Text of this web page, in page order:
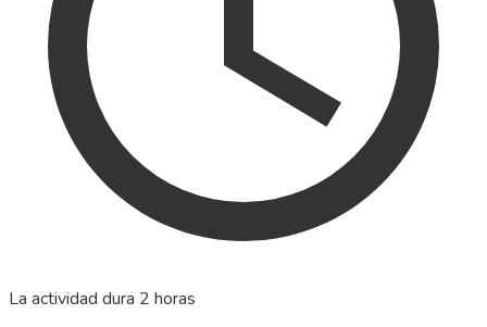
La actividad dura 2 horas